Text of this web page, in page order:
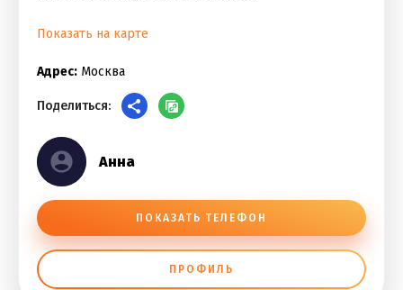
Показать на карте
Адрес: Москва
Поделиться:
Анна
ПОКАЗАТЬ ТЕЛЕФОН
ПРОФИЛЬ